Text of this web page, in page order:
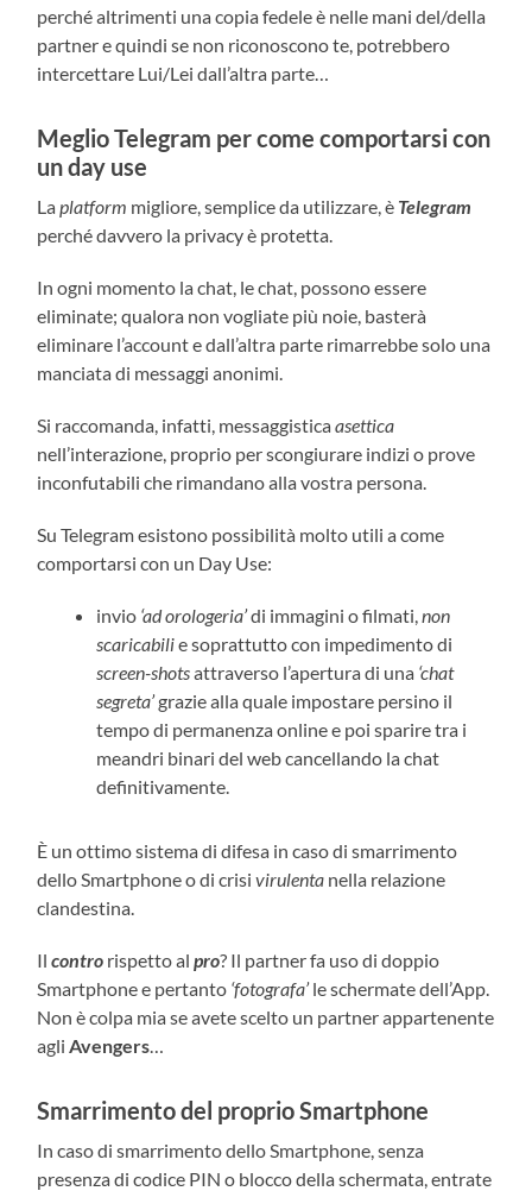
perché altrimenti una copia fedele è nelle mani del/della
partner e quindi se non riconoscono te, potrebbero
intercettare Lui/Lei dall’altra parte…
Meglio Telegram per come comportarsi con
un day use
Laplatform migliore, semplice da utilizzare, è Telegram
perché davvero la privacy è protetta.
In ogni momento la chat, le chat, possono essere
eliminate; qualora non vogliate più noie, basterà
eliminare l’account e dall’altra parte rimarrebbe solo una
manciata di messaggi anonimi.
Si raccomanda, infatti, messaggisticaasettica
nell’interazione, proprio per scongiurare indizi o prove
inconfutabili che rimandano alla vostra persona.
Su Telegram esistono possibilità molto utili a come
comportarsi con un Day Use:
invio ‘ad orologeria’di immagini o filmati,non
scaricabilie soprattutto con impedimento di
screen-shotsattraverso l’apertura di una ‘chat
segreta’grazie alla quale impostare persino il
tempo di permanenza online e poi sparire tra i
meandri binari del web cancellando la chat
definitivamente.
È un ottimo sistema di difesa in caso di smarrimento
dello Smartphone o di crisivirulenta nella relazione
clandestina.
Ilcontro rispetto alpro? Il partner fa uso di doppio
Smartphone e pertanto ‘fotografa’le schermate dell’App.
Non è colpa mia se avete scelto un partner appartenente
agliAvengers…
Smarrimento del proprio Smartphone
In caso di smarrimento dello Smartphone, senza
presenza di codice PIN o blocco della schermata, entrate